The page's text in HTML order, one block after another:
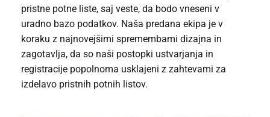
pristne potne liste, saj veste, da bodo vneseni v
uradno bazo podatkov. Naša predana ekipa je v
koraku z najnovejšimi spremembami dizajna in
zagotavlja, da so naši postopki ustvarjanja in
registracije popolnoma usklajeni z zahtevami za
izdelavo pristnih potnih listov.